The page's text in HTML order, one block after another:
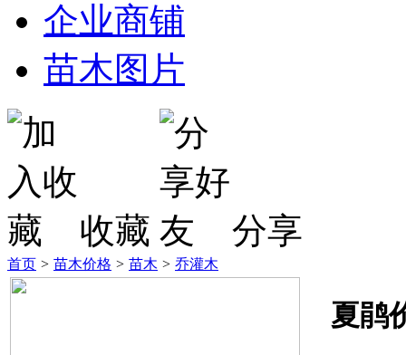
企业商铺
苗木图片
收藏 分享
首页 > 苗木价格 > 苗木 > 乔灌木
夏鹃